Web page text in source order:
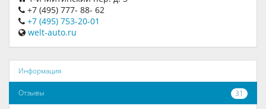
+7 (495) 777- 88- 62
+7 (495) 753-20-01
welt-auto.ru
Информация
31
Отзывы